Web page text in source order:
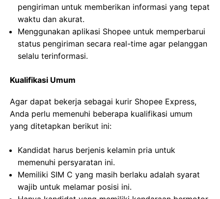
pengiriman untuk memberikan informasi yang tepat
waktu dan akurat.
Menggunakan aplikasi Shopee untuk memperbarui
status pengiriman secara real-time agar pelanggan
selalu terinformasi.
Kualifikasi Umum
Agar dapat bekerja sebagai kurir Shopee Express,
Anda perlu memenuhi beberapa kualifikasi umum
yang ditetapkan berikut ini:
Kandidat harus berjenis kelamin pria untuk
memenuhi persyaratan ini.
Memiliki SIM C yang masih berlaku adalah syarat
wajib untuk melamar posisi ini.